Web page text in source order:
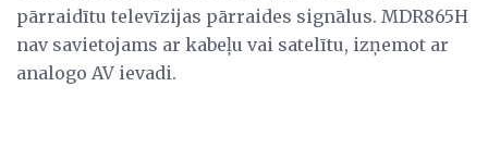
pārraidītu televīzijas pārraides signālus. MDR865H
nav savietojams ar kabeļu vai satelītu, izņemot ar
analogo AV ievadi.